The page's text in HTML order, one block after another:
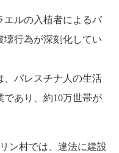
エルの入植者によるパ
壊行為が深刻化してい
、パレスチナ人の生活
であり、約10万世帯が
ン村では、違法に建設